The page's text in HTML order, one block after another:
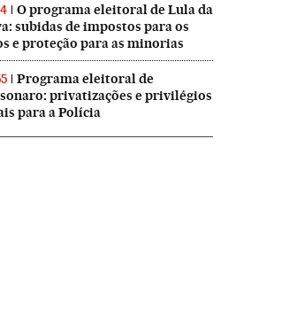
O programa eleitoral de Lula da
subidas de impostos para os
e proteção para as minorias
Programa eleitoral de
privatizações e privilégios
para a Polícia